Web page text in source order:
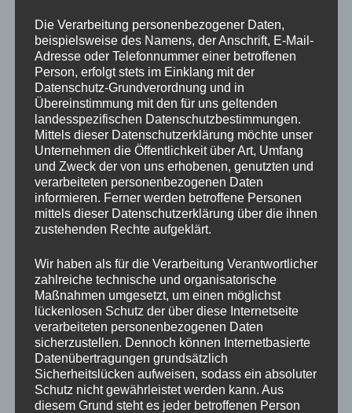
Name *
E-Mail-Adresse *
Telefon *
Kundennummer (optional)
Betreff *
Nachricht *
Die Verarbeitung personenbezogener Daten,
beispielsweise des Namens, der Anschrift, E-Mail-
Adresse oder Telefonnummer einer betroffenen
Person, erfolgt stets im Einklang mit der
Datenschutz-Grundverordnung und in
Übereinstimmung mit den für uns geltenden
landesspezifischen Datenschutzbestimmungen.
Mittels dieser Datenschutzerklärung möchte unser
Unternehmen die Öffentlichkeit über Art, Umfang
und Zweck der von uns erhobenen, genutzten und
verarbeiteten personenbezogenen Daten
informieren. Ferner werden betroffene Personen
mittels dieser Datenschutzerklärung über die ihnen
zustehenden Rechte aufgeklärt.
Wir haben als für die Verarbeitung Verantwortlicher
zahlreiche technische und organisatorische
Maßnahmen umgesetzt, um einen möglichst
lückenlosen Schutz der über diese Internetseite
verarbeiteten personenbezogenen Daten
sicherzustellen. Dennoch können Internetbasierte
Datenübertragungen grundsätzlich
Sicherheitslücken aufweisen, sodass ein absoluter
Schutz nicht gewährleistet werden kann. Aus
diesem Grund steht es jeder betroffenen Person